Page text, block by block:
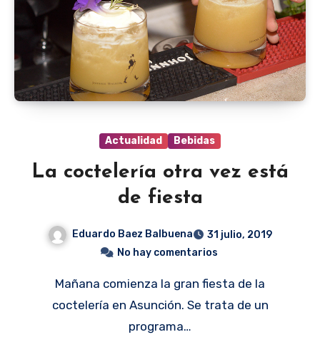
Actualidad Bebidas
La coctelería otra vez está
de fiesta
Eduardo Baez Balbuena
31 julio, 2019
No hay comentarios
Mañana comienza la gran fiesta de la
coctelería en Asunción. Se trata de un
programa…